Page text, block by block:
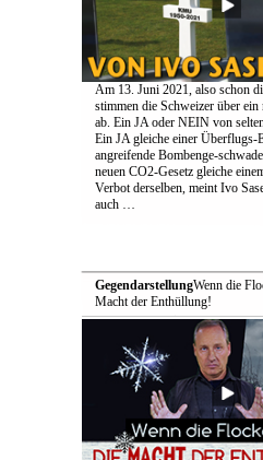
Am 13. Juni 2021, also schon
stimmen die Schweizer über ein
ab. Ein JA oder NEIN von
Ein JA gleiche einer Überflugs-
angreifende Bombenge-
neuen CO2-Gesetz gleiche
Verbot derselben, meint Ivo
auch …
GegendarstellungWenn die
Macht der Enthüllung!